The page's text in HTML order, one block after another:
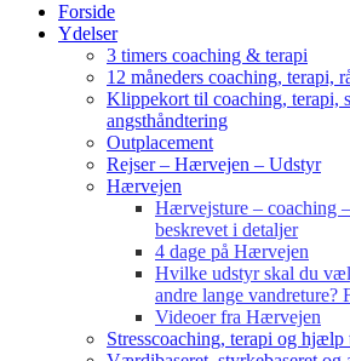
Forside
Ydelser
3 timers coaching & terapi
12 måneders coaching, terapi,
Klippekort til coaching, terapi,
angsthåndtering
Outplacement
Rejser – Hærvejen – Udstyr
Hærvejen
Hærvejsture – coaching
beskrevet i detaljer
4 dage på Hærvejen
Hvilke udstyr skal du
andre lange vandreture?
Videoer fra Hærvejen
Stresscoaching, terapi og hjælp